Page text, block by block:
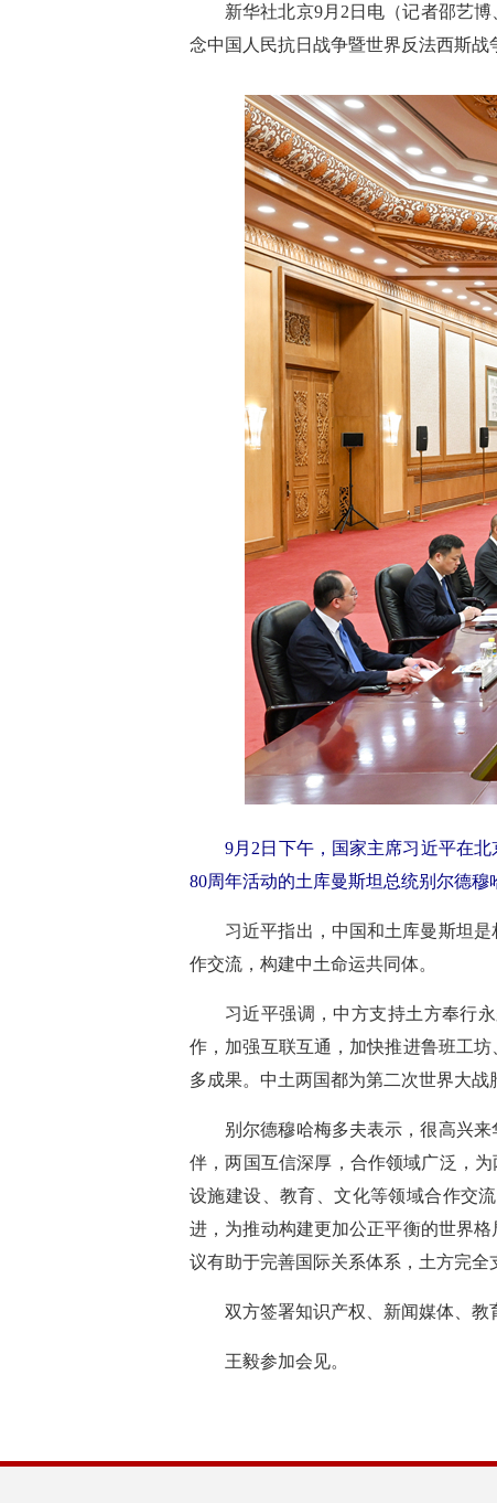
新华社北京9月2日电（记者邵艺
念中国人民抗日战争暨世界反法西斯战
9月2日下午，国家主席习近平在
80周年活动的土库曼斯坦总统别尔德
习近平指出，中国和土库曼斯坦
作交流，构建中土命运共同体。
习近平强调，中方支持土方奉行
作，加强互联互通，加快推进鲁班工
多成果。中土两国都为第二次世界大战
别尔德穆哈梅多夫表示，很高兴
伴，两国互信深厚，合作领域广泛，
设施建设、教育、文化等领域合作交
进，为推动构建更加公正平衡的世界
议有助于完善国际关系体系，土方完全
双方签署知识产权、新闻媒体、教
王毅参加会见。